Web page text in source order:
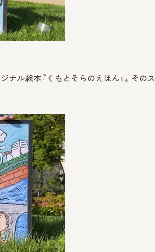
ナル絵本『くもとそらのえほん』。そのス